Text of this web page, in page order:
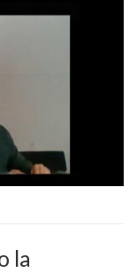
la